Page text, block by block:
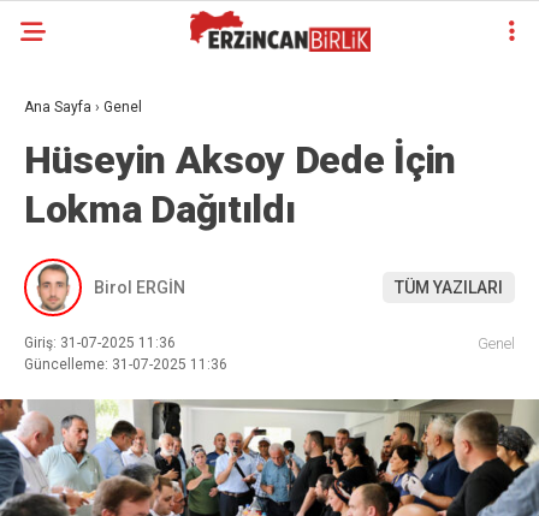
Ana Sayfa › Genel
Hüseyin Aksoy Dede İçin
Lokma Dağıtıldı
Birol ERGİN TÜM YAZILARI
Giriş: 31-07-2025 11:36
Güncelleme: 31-07-2025 11:36
Genel